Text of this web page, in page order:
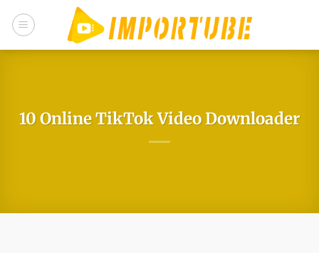
sisältöön
10 Online TikTok Video Downloader